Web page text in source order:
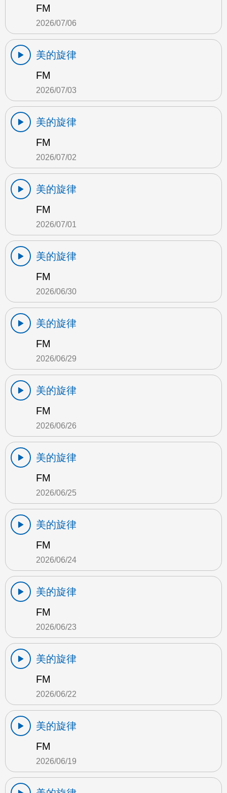
FM
2026/07/06
美的旋律
FM
2026/07/03
美的旋律
FM
2026/07/02
美的旋律
FM
2026/07/01
美的旋律
FM
2026/06/30
美的旋律
FM
2026/06/29
美的旋律
FM
2026/06/26
美的旋律
FM
2026/06/25
美的旋律
FM
2026/06/24
美的旋律
FM
2026/06/23
美的旋律
FM
2026/06/22
美的旋律
FM
2026/06/19